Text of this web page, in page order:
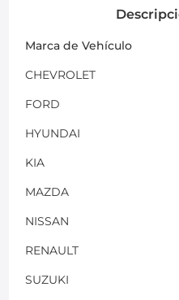
Marca de Vehículo
CHEVROLET
FORD
HYUNDAI
KIA
MAZDA
NISSAN
RENAULT
SUZUKI